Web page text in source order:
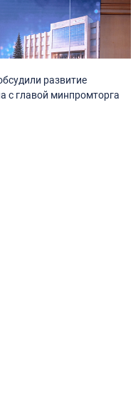
развитие
с главой минпромторга